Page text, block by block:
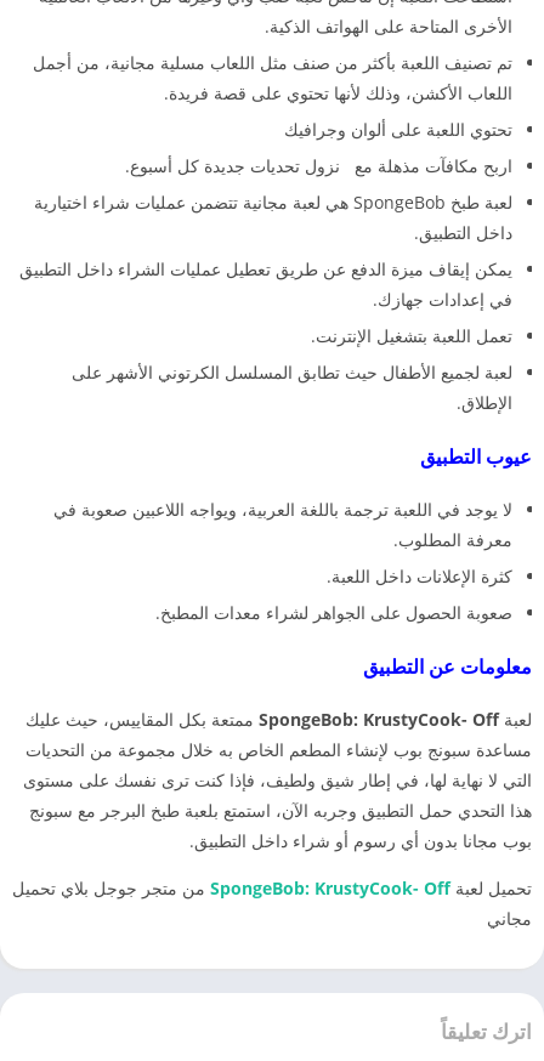
الأخرى المتاحة على الهواتف الذكية.
تم تصنيف اللعبة بأكثر من صنف مثل اللعاب مسلية مجانية، من أجمل
اللعاب الأكشن، وذلك لأنها تحتوي على قصة فريدة.
تحتوي اللعبة على ألوان وجرافيك
اربح مكافآت مذهلة مع نزول تحديات جديدة كل أسبوع.
لعبة طبخ SpongeBob هي لعبة مجانية تتضمن عمليات شراء اختيارية
داخل التطبيق.
يمكن إيقاف ميزة الدفع عن طريق تعطيل عمليات الشراء داخل التطبيق
في إعدادات جهازك.
تعمل اللعبة بتشغيل الإنترنت.
لعبة لجميع الأطفال حيث تطابق المسلسل الكرتوني الأشهر على
الإطلاق.
عيوب التطبيق
لا يوجد في اللعبة ترجمة باللغة العربية، ويواجه اللاعبين صعوبة في
معرفة المطلوب.
كثرة الإعلانات داخل اللعبة.
صعوبة الحصول على الجواهر لشراء معدات المطبخ.
معلومات عن التطبيق
لعبةSpongeBob: KrustyCook- Off ممتعة بكل المقاييس، حيث عليك
مساعدة سبونج بوب لإنشاء المطعم الخاص به خلال مجموعة من التحديات
التي لا نهاية لها، في إطار شيق ولطيف، فإذا كنت ترى نفسك على مستوى
هذا التحدي حمل التطبيق وجربه الآن، استمتع بلعبة طبخ البرجر مع سبونج
بوب مجانا بدون أي رسوم أو شراء داخل التطبيق.
تحميل لعبةSpongeBob: KrustyCook- Off من متجر جوجل بلاي تحميل
مجاني
اترك تعليقاً